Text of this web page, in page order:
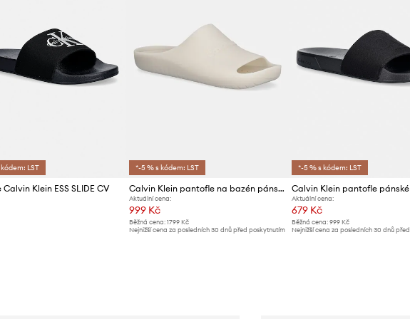
LST
Klein ESS SLIDE CV
*-5 % s kódem: LST
Calvin Klein pantofle na bazén pánské
Aktuální cena:
999 Kč
Běžná cena: 1799 Kč
Nejnižší cena za posledních 30 dnů před poskytnutím
*-5 % s kódem: LST
Aktuální cena:
679 Kč
Běžná cena: 999 Kč
Nejnižší cena za posledních 30 dnů